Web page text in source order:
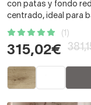
con patas y fondo
centrado, ideal para
(1)
315,02€